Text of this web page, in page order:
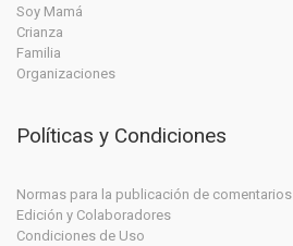
Soy Mamá
Crianza
Familia
Organizaciones
Políticas y Condiciones
Normas para la publicación de comentarios
Edición y Colaboradores
Condiciones de Uso